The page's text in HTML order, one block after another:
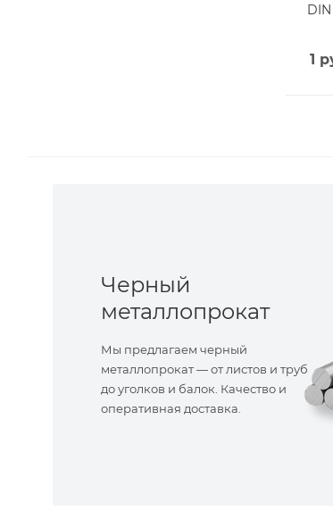
1
Черный
металлопрокат
Мы предлагаем черный
металлопрокат — от листов и труб
до уголков и балок. Качество и
оперативная доставка.